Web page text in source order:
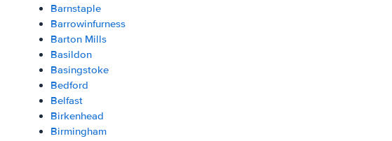
Barnstaple
Barrowinfurness
Barton Mills
Basildon
Basingstoke
Bedford
Belfast
Birkenhead
Birmingham